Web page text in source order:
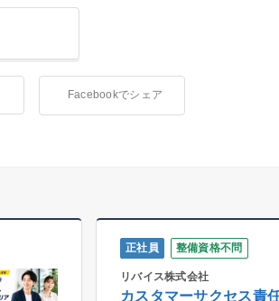
Facebookでシェア
正社員 整備資格不問
リバイス株式会社
カスタマーサクセス責